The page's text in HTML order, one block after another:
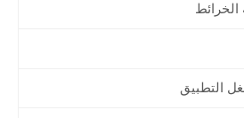
التطبيق